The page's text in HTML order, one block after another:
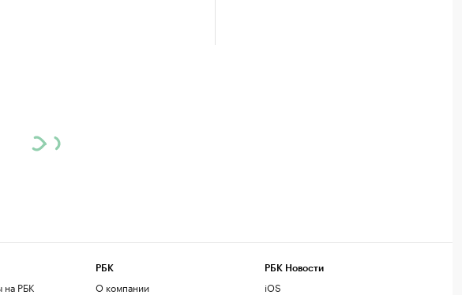
на РБК
РБК
О компании
РБК Новости
iOS